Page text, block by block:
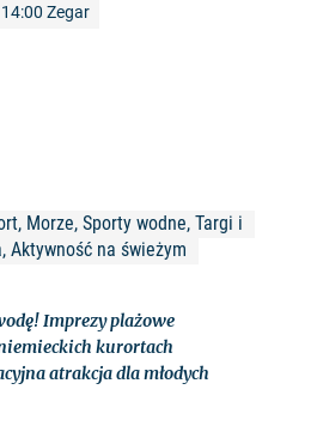
14:00 Zegar
Morze, Sporty wodne, Targi i
Aktywność na świeżym
Imprezy plażowe
kurortach
atrakcja dla młodych